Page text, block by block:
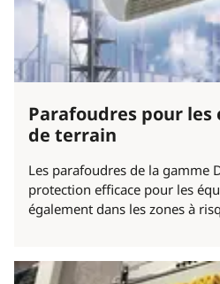
Parafoudres pour
de terrain
Les parafoudres de la gamme
protection efficace pour les
également dans les zones à